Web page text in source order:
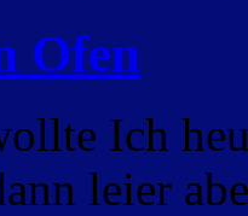
Ofen
Ich
leier